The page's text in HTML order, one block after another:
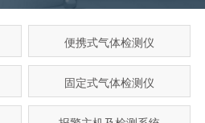
便携式气体检测仪
固定式气体检测仪